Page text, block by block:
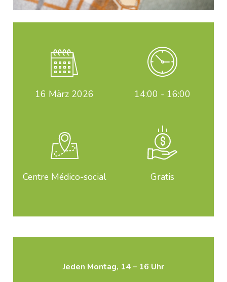
16 März 2026 14:00 - 16:00
Centre Médico-social Gratis
Jeden Montag, 14 – 16 Uhr